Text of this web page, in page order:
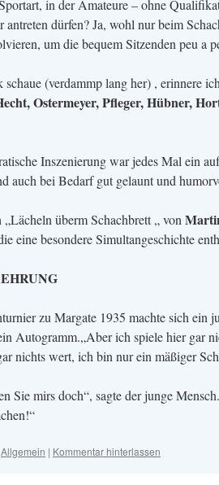
in der Amateure – ohne
antreten dürfen? Ja, wohl nur beim
um die bequem Sitzenden peu a
(verdammp lang her) , erinnere
Ostermeyer, Pfleger, Hübner,
Inszenierung war jedes Mal ein
auch bei Bedarf gut gelaunt und
überm Schachbrett „ von
eine besondere Simultangeschichte
zu Margate 1935 machte sich ein
Autogramm.„Aber ich spiele hier gar
nichts wert, ich bin nur ein mäßiger
Sie mirs doch“, sagte der junge
Allgemein | Kommentar hinterlassen